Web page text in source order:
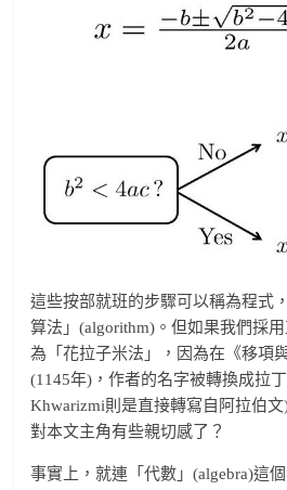
這些按部就班的步驟可以稱為程式
算法」(algorithm)。但如果我們採
為「花拉子米法」，因為在《移項
(1145年)，作者的名字被轉換成拉
Khwarizmi則是直接轉寫自阿拉伯
對本文主角有些親切感了？
事實上，就連「代數」(algebra)這